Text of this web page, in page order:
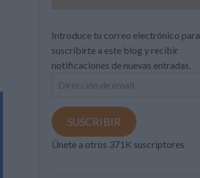
Introduce tu correo electrónico para
suscribirte a este blog y recibir
notificaciones de nuevas entradas.
Dirección
email
SUSCRIBIR
Únete a otros 371K suscriptores